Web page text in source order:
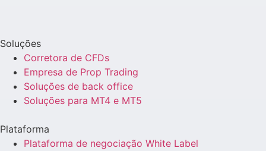
Soluções
Corretora de CFDs
Empresa de Prop Trading
Soluções de back office
Soluções para MT4 e MT5
Plataforma
Plataforma de negociação White Label